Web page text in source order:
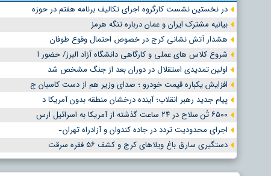
در نخستین نشست کارگروه اجرای تکالیف برنامه هفتم در حوزه
بیانیه مشترک ایران و عمان درباره تنگه هرمز
هشدار آتش نشانی کرج در خصوص احتمال وقوع طوفان
شروع کلاس های عملی و کارگاهی دانشگاه آزاد البرز/ حضور ا
اولین تمدیدی استقلال در دوران بعد از جنگ مشخص شد
افزایش یکباره قیمت خودرو ؛ صدای وزیر هم از دست کاسبان ج
پیام جدید رهبر انقلاب؛ آینده درخشان منطقه بدون آمریکا د
۶۵۰۰ تُن سلاح در ۲۴ ساعت گذشته از آمریکا به اسرائیل ارس
اجرای محدودیت تردد در جاده کندوان و آزادراه تهران ̵
دستگیری سارق باغ ویلاهای کرج و کشف ۵۶ فقره سرقت